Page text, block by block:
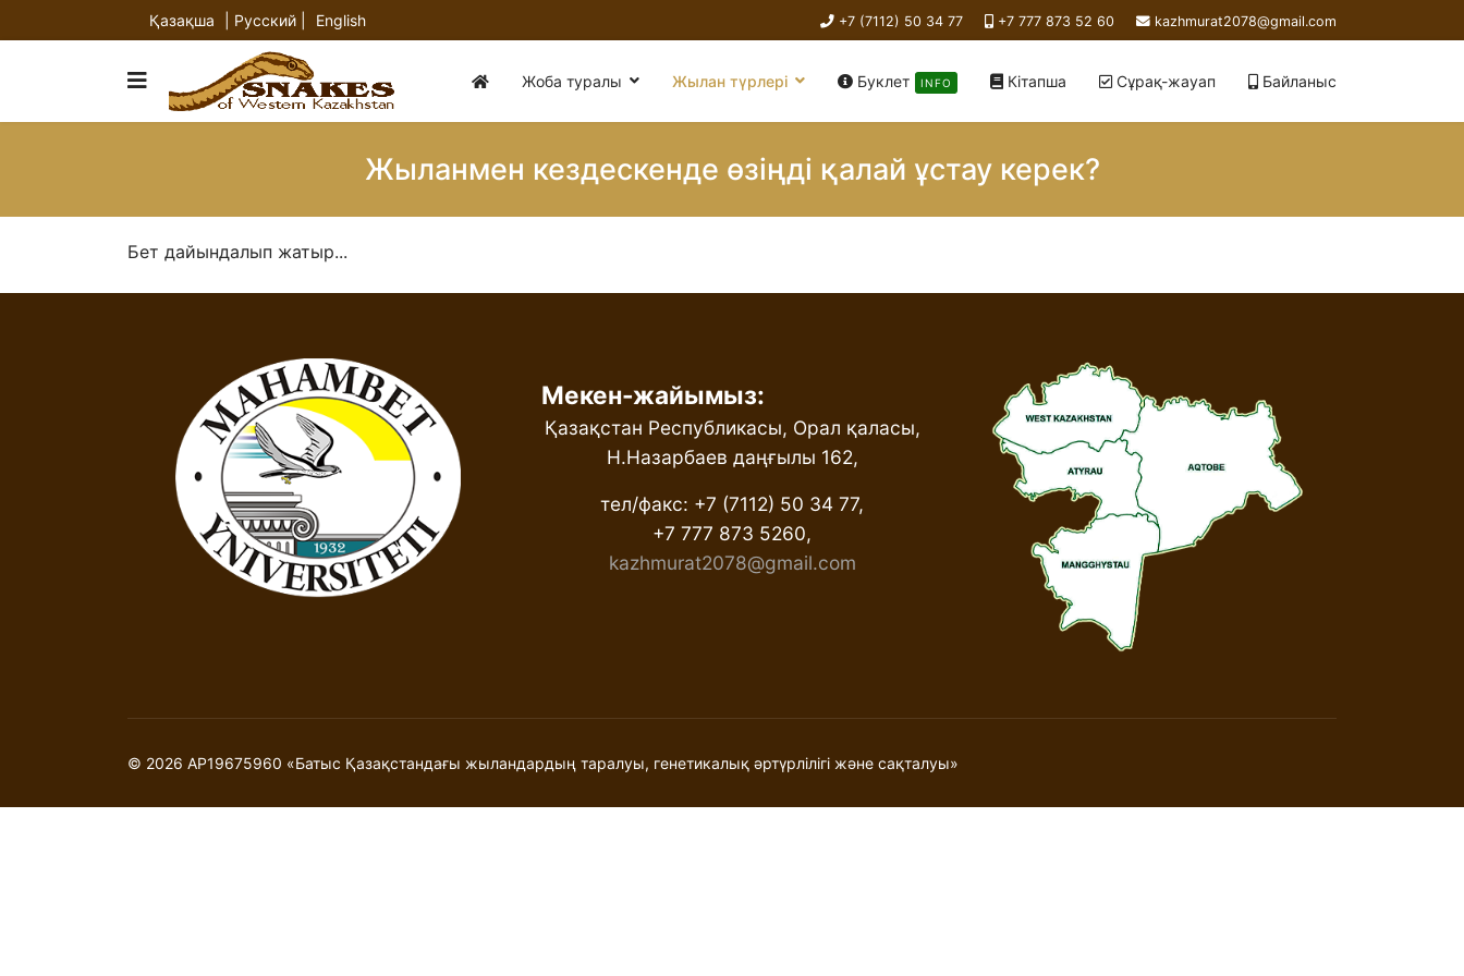
Қазақша | Русский | English +7 (7112) 50 34 77 +7 777 873 52 60 kazhmurat2078@gmail.com
Жоба туралы Жылан түрлері Буклет INFO Кітапша Сұрақ-жауап Байланыс
Жыланмен кездескенде өзіңді қалай ұстау керек?
Бет дайындалып жатыр...
Мекен-жайымыз:
Қазақстан Республикасы, Орал қаласы,
Н.Назарбаев даңғылы 162,
тел/факс: +7 (7112) 50 34 77,
+7 777 873 5260,
kazhmurat2078@gmail.com
© 2026 AP19675960 «Батыс Қазақстандағы жыландардың таралуы, генетикалық әртүрлілігі және сақталуы»